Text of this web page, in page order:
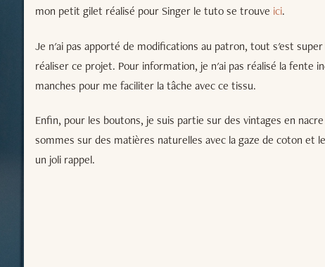
mon petit gilet réalisé pour Singer le tuto se trouve ici.
Je n'ai pas apporté de modifications au patron, tout s'est
réaliser ce projet. Pour information, je n'ai pas réalisé la fente
manches pour me faciliter la tâche avec ce tissu.
Enfin, pour les boutons, je suis partie sur des vintages en
sommes sur des matières naturelles avec la gaze de coton et
un joli rappel.